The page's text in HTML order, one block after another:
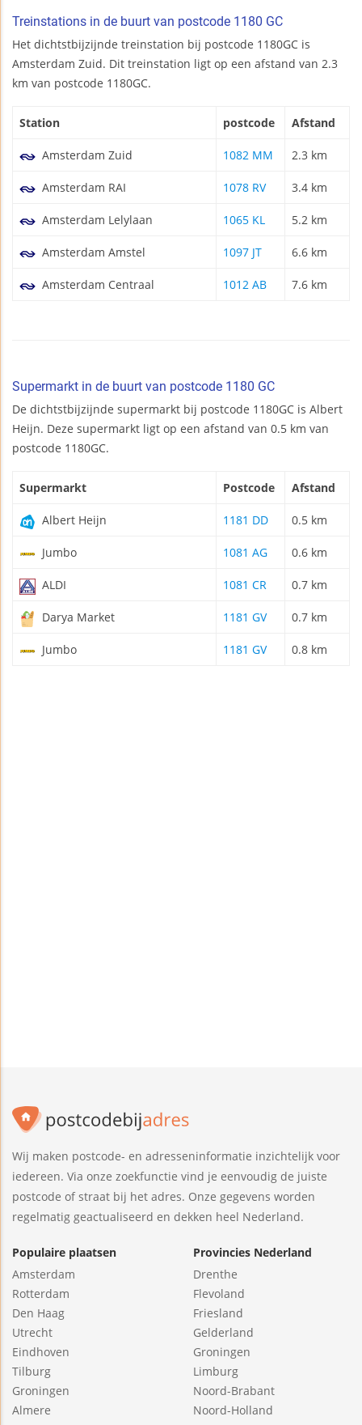
Treinstations in de buurt van postcode 1180 GC
Het dichtstbijzijnde treinstation bij postcode 1180GC is
Amsterdam Zuid. Dit treinstation ligt op een afstand van 2.3
km van postcode 1180GC.
Station postcode Afstand
Amsterdam Zuid 1082 MM 2.3 km
Amsterdam RAI 1078 RV 3.4 km
Amsterdam Lelylaan 1065 KL 5.2 km
Amsterdam Amstel 1097 JT 6.6 km
Amsterdam Centraal 1012 AB 7.6 km
Supermarkt in de buurt van postcode 1180 GC
De dichtstbijzijnde supermarkt bij postcode 1180GC is Albert
Heijn. Deze supermarkt ligt op een afstand van 0.5 km van
postcode 1180GC.
Supermarkt Postcode Afstand
Albert Heijn 1181 DD 0.5 km
Jumbo 1081 AG 0.6 km
ALDI 1081 CR 0.7 km
Darya Market 1181 GV 0.7 km
Jumbo 1181 GV 0.8 km
Wij maken postcode- en adresseninformatie inzichtelijk voor
iedereen. Via onze zoekfunctie vind je eenvoudig de juiste
postcode of straat bij het adres. Onze gegevens worden
regelmatig geactualiseerd en dekken heel Nederland.
Populaire plaatsen
Amsterdam
Rotterdam
Den Haag
Utrecht
Eindhoven
Tilburg
Groningen
Almere
Provincies Nederland
Drenthe
Flevoland
Friesland
Gelderland
Groningen
Limburg
Noord-Brabant
Noord-Holland